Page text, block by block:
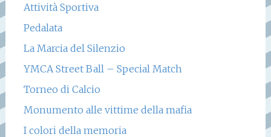
Attività Sportiva
Pedalata
La Marcia del Silenzio
YMCA Street Ball – Special Match
Torneo di Calcio
Monumento alle vittime della mafia
I colori della memoria